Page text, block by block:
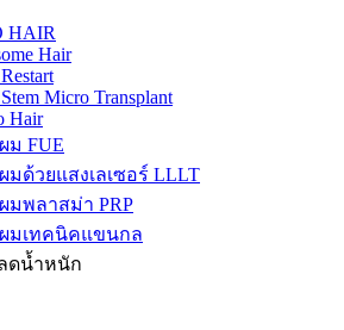
HAIR
Hair
Micro Transplant
Hair
ม FUE
มด้วยแสงเลเซอร์ LLLT
มพลาสม่า PRP
มเทคนิคแขนกล
ดน้ำหนัก